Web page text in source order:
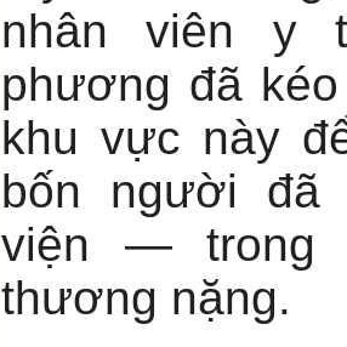
nhân viên y
phương đã
khu vực này
bốn người đã
viện — trong
thương nặng.